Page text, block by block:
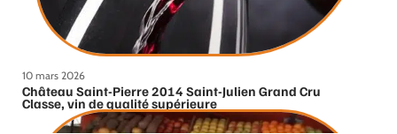
10 mars 2026
Château Saint-Pierre 2014 Saint-Julien Grand Cru
Classe, vin de qualité supérieure